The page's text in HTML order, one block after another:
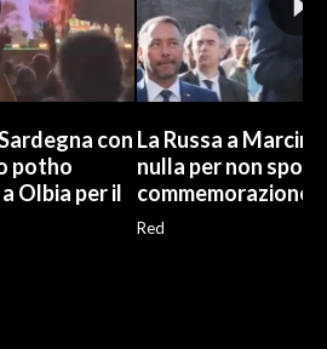
con
potho
Olbia per il
La Russa a
nulla per non
commemorazione
Red